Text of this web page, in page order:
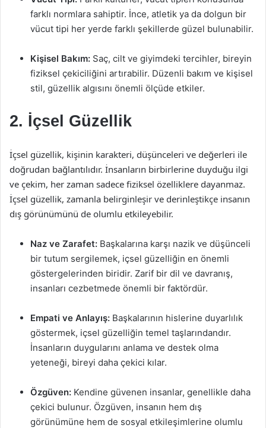
farklı normlara sahiptir. İnce, atletik ya da dolgun bir
vücut tipi her yerde farklı şekillerde güzel bulunabilir.
Kişisel Bakım: Saç, cilt ve giyimdeki tercihler, bireyin
fiziksel çekiciliğini artırabilir. Düzenli bakım ve kişisel
stil, güzellik algısını önemli ölçüde etkiler.
2. İçsel Güzellik
İçsel güzellik, kişinin karakteri, düşünceleri ve değerleri ile
doğrudan bağlantılıdır. İnsanların birbirlerine duyduğu ilgi
ve çekim, her zaman sadece fiziksel özelliklere dayanmaz.
İçsel güzellik, zamanla belirginleşir ve derinleştikçe insanın
dış görünümünü de olumlu etkileyebilir.
Naz ve Zarafet: Başkalarına karşı nazik ve düşünceli
bir tutum sergilemek, içsel güzelliğin en önemli
göstergelerinden biridir. Zarif bir dil ve davranış,
insanları cezbetmede önemli bir faktördür.
Empati ve Anlayış: Başkalarının hislerine duyarlılık
göstermek, içsel güzelliğin temel taşlarındandır.
İnsanların duygularını anlama ve destek olma
yeteneği, bireyi daha çekici kılar.
Özgüven: Kendine güvenen insanlar, genellikle daha
çekici bulunur. Özgüven, insanın hem dış
görünümüne hem de sosyal etkileşimlerine olumlu